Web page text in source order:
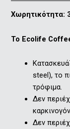
Χωρητικότητα:
Το Εcolife
steel), το
τρόφιμα.
Δεν
Δεν